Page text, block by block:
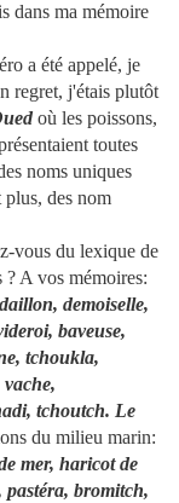
dans ma mémoire
a été appelé, je
regret, j'étais plutôt
où les poissons,
toutes
noms uniques
plus, des nom
vous du lexique de
? A vos mémoires:
demoiselle,
baveuse,
tchoukla,
tchoutch. Le
du milieu marin:
mer, haricot de
pastéra, bromitch,